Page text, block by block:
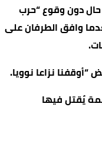
حال دون وقوع “حرب
وافق الطرفان على
نزاعا نوويا.
يُقتل فيها